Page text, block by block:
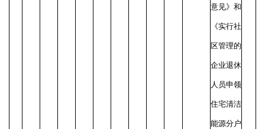
意见》和
《实行社
区管理的
企业退休
人员申领
住宅清洁
能源分户